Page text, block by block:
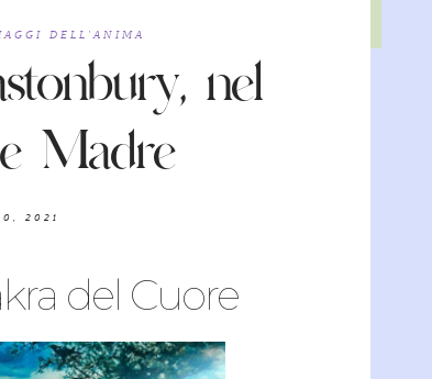
DELL'ANIMA
nel
Madre
2021
del Cuore